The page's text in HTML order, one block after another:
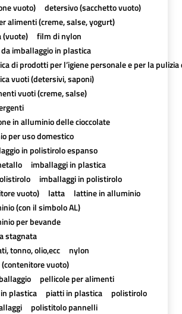
vuoto)
detersivo (sacchetto vuoto)
alimenti (creme, salse, yogurt)
(vuote)
film di nylon
imballaggio in plastica
di prodotti per l’igiene personale e per la pulizia
vuoti (detersivi, saponi)
vuoti (creme, salse)
in alluminio delle cioccolate
per uso domestico
in polistirolo espanso
imballaggi in plastica
imballaggi in polistirolo
vuoto)
latta
lattine in alluminio
(con il simbolo AL)
per bevande
stagnata
tonno, olio,ecc
nylon
vuoto)
pellicole per alimenti
plastica
piatti in plastica
polistirolo
polistitolo pannelli